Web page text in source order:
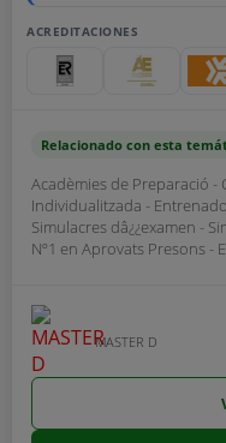
ACREDITACIONES
Relacionado con esta
Acadèmies de Preparació -
Individualitzada -
Simulacres dâ¿¿examen -
Nº1 en Aprovats Presons -
MASTER D